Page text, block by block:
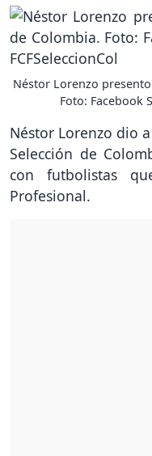
Néstor Lorenzo
Foto: Facebook
Néstor Lorenzo dio
Selección de
con futbolistas
Profesional.